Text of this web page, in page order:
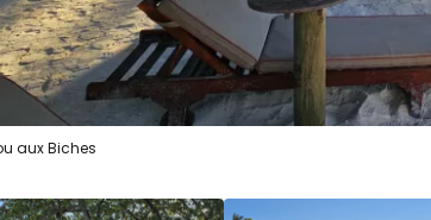
aux Biches